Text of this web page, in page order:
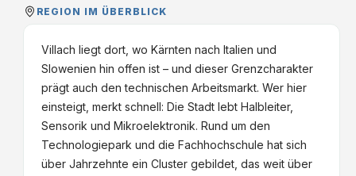
REGION IM ÜBERBLICK
Villach liegt dort, wo Kärnten nach Italien und
Slowenien hin offen ist – und dieser Grenzcharakter
prägt auch den technischen Arbeitsmarkt. Wer hier
einsteigt, merkt schnell: Die Stadt lebt Halbleiter,
Sensorik und Mikroelektronik. Rund um den
Technologiepark und die Fachhochschule hat sich
über Jahrzehnte ein Cluster gebildet, das weit über